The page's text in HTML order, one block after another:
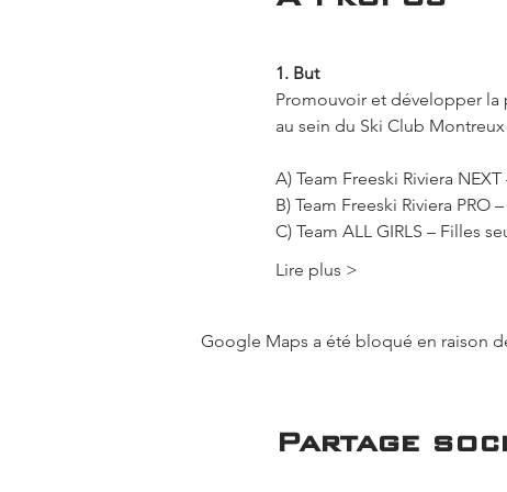
1. But
Promouvoir et développer la
au sein du Ski Club
A) Team Freeski Riviera
B) Team Freeski Riviera PRO
C) Team ALL GIRLS – Filles
Lire plus >
Google Maps a été bloqué en raison
Partage